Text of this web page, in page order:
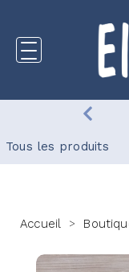
Tous les produits
Accueil >